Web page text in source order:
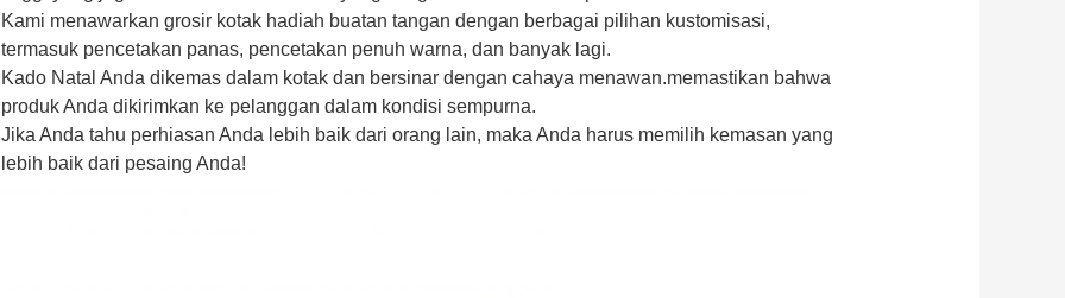
Kami menawarkan grosir kotak hadiah buatan tangan dengan berbagai pilihan kustomisasi,
termasuk pencetakan panas, pencetakan penuh warna, dan banyak lagi.
Kado Natal Anda dikemas dalam kotak dan bersinar dengan cahaya menawan.memastikan bahwa
produk Anda dikirimkan ke pelanggan dalam kondisi sempurna.
Jika Anda tahu perhiasan Anda lebih baik dari orang lain, maka Anda harus memilih kemasan yang
lebih baik dari pesaing Anda!